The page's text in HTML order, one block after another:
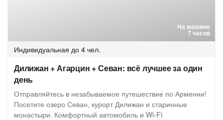
На машине
7 часов
Индивидуальная до 4 чел.
Дилижан + Агарцин + Севан: всё лучшее за один
день
Отправляйтесь в незабываемое путешествие по Армении!
Посетите озеро Севан, курорт Дилижан и старинные
монастыри. Комфортный автомобиль и Wi-Fi